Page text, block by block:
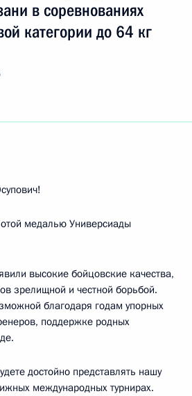
в соревнованиях
категории до 64 кг
медалью Универсиады
высокие бойцовские качества,
зрелищной и честной борьбой.
благодаря годам упорных
поддержке родных
достойно представлять нашу
международных турнирах.